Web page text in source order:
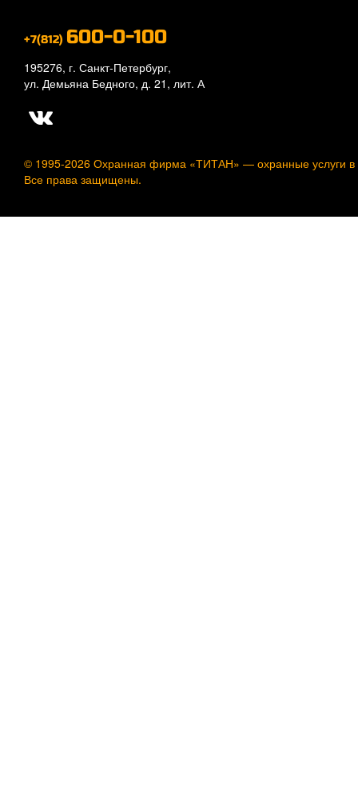
+7(812) 600-0-100
195276, г. Санкт-Петербург,
ул. Демьяна Бедного, д. 21, лит. А
© 1995-2026 Охранная фирма «ТИТАН» — охранные услуги
Все права защищены.